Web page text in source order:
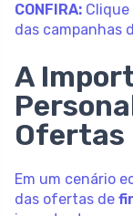
CONFIRA: Clique
das campanhas
A
Ofertas
Em um cenário
das ofertas de